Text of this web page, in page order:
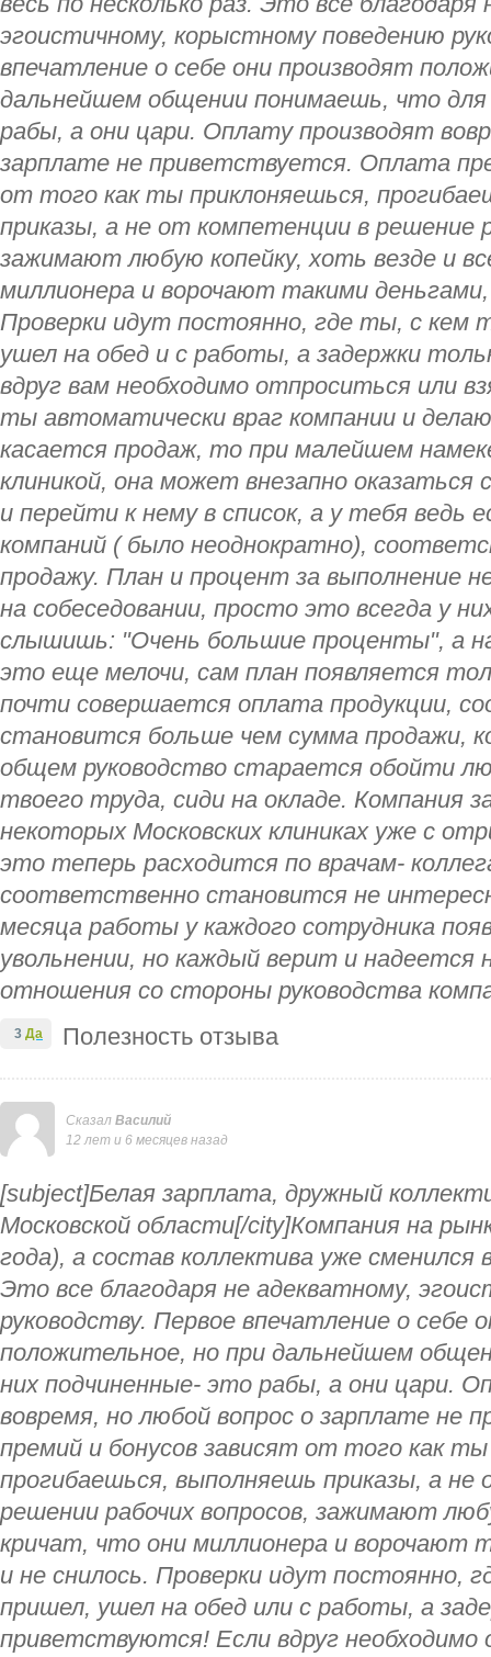
эгоистичному, корыстному поведению
впечатление о себе они производят
дальнейшем общении понимаешь, что для
рабы, а они цари. Оплату производят
зарплате не приветствуется. Оплата
от того как ты приклоняешься,
приказы, а не от компетенции в решение
зажимают любую копейку, хоть везде и
миллионера и ворочают такими
Проверки идут постоянно, где ты, с кем
ушел на обед и с работы, а задержки
вдруг вам необходимо отпроситься или
ты автоматически враг компании и
касается продаж, то при малейшем
клиникой, она может внезапно
и перейти к нему в список, а у тебя ведь
компаний ( было неоднократно),
продажу. План и процент за выполнение
на собеседовании, просто это всегда у
слышишь: "Очень большие проценты", а
это еще мелочи, сам план появляется
почти совершается оплата продукции,
становится больше чем сумма продажи,
общем руководство старается обойти
твоего труда, сиди на окладе. Компания
некоторых Московских клиниках уже с
это теперь расходится по врачам-
соответственно становится не
месяца работы у каждого сотрудника
увольнении, но каждый верит и надеется
отношения со стороны руководства
Полезность отзыва
3 Да
Сказал Василий
12 лет и 6 месяцев назад
[subject]Белая зарплата, дружный
Московской области[/city]Компания на
года), а состав коллектива уже сменился
Это все благодаря не адекватному,
руководству. Первое впечатление о себе
положительное, но при дальнейшем
них подчиненные- это рабы, а они цари.
вовремя, но любой вопрос о зарплате не
премий и бонусов зависят от того как
прогибаешься, выполняешь приказы, а не
решении рабочих вопросов, зажимают
кричат, что они миллионера и ворочают
и не снилось. Проверки идут постоянно,
пришел, ушел на обед или с работы, а
приветствуются! Если вдруг